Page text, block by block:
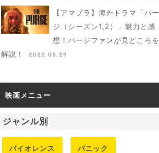
【アマプラ】海外ドラマ「パー
ジ（シーズン1,2）」魅力と感
想！パージファンが見どころを
解説！
2022.05.29
映画メニュー
ジャンル別
バイオレンス パニック